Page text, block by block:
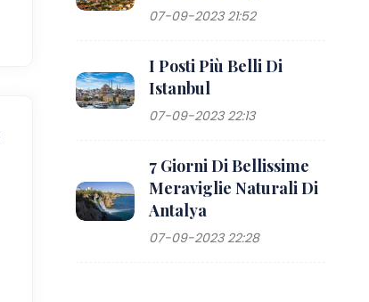
07-09-2023 21:52
I Posti Più Belli Di
Istanbul
07-09-2023 22:13
7 Giorni Di Bellissime
Meraviglie Naturali Di
Antalya
07-09-2023 22:28